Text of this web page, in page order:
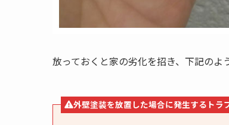
放っておくと家の劣化を招き、下記のよ
外壁塗装を放置した場合に発生するトラ